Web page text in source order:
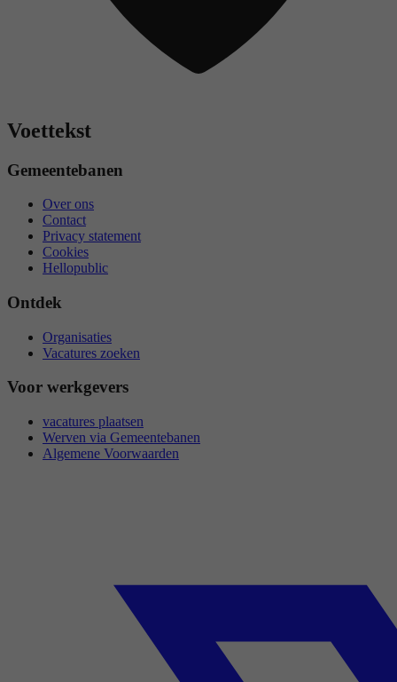
Voettekst
Gemeentebanen
Over ons
Contact
Privacy statement
Cookies
Hellopublic
Ontdek
Organisaties
Vacatures zoeken
Voor werkgevers
vacatures plaatsen
Werven via Gemeentebanen
Algemene Voorwaarden